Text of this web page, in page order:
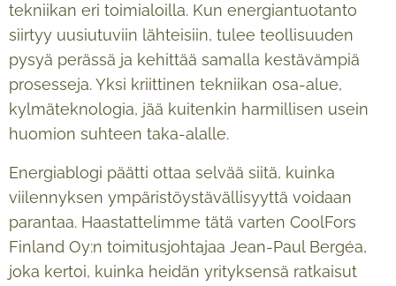
tekniikan eri toimialoilla. Kun energiantuotanto
siirtyy uusiutuviin lähteisiin, tulee teollisuuden
pysyä perässä ja kehittää samalla kestävämpiä
prosesseja. Yksi kriittinen tekniikan osa-alue,
kylmäteknologia, jää kuitenkin harmillisen usein
huomion suhteen taka-alalle.
Energiablogi päätti ottaa selvää siitä, kuinka
viilennyksen ympäristöystävällisyyttä voidaan
parantaa. Haastattelimme tätä varten CoolFors
Finland Oy:n toimitusjohtajaa Jean-Paul Bergéa,
joka kertoi, kuinka heidän yrityksensä ratkaisut